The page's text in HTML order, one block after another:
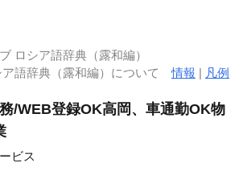
ロシア語辞典（露和編）
ア語辞典（露和編）について情報 | 凡例
/WEB登録OK高岡、車通勤OK物
ビス